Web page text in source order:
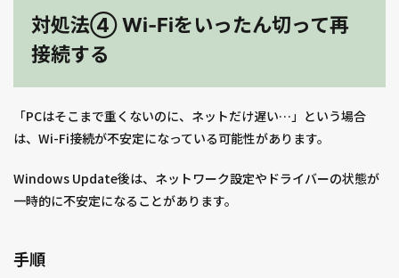
対処法④ Wi-Fiをいったん切って再
接続する
「PCはそこまで重くないのに、ネットだけ遅い…」という場合
は、Wi-Fi接続が不安定になっている可能性があります。
Windows Update後は、ネットワーク設定やドライバーの状態が
一時的に不安定になることがあります。
手順